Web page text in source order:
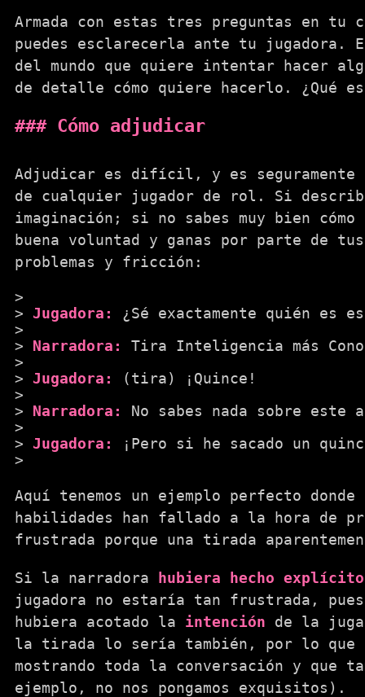
Armada con estas tres preguntas en
puedes esclarecerla ante tu
del mundo que quiere intentar hacer
de detalle cómo quiere hacerlo. ¿Qué
Cómo adjudicar
Adjudicar es difícil, y es seguramente
de cualquier jugador de rol. Si
imaginación; si no sabes muy bien
buena voluntad y ganas por parte de
problemas y fricción:
Jugadora:
¿Sé exactamente quién es
Narradora:
Tira Inteligencia más
Jugadora:
(tira) ¡Quince!
Narradora:
No sabes nada sobre este
Jugadora:
¡Pero si he sacado un
Aquí tenemos un ejemplo perfecto
habilidades han fallado a la hora de
frustrada porque una tirada
Si la narradora hubiera hecho explícito
jugadora no estaría tan frustrada,
hubiera acotado la intención de la
la tirada lo sería también, por lo que
mostrando toda la conversación y que
ejemplo, no nos pongamos exquisitos).